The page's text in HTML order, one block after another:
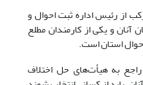
از رئیس اداره ثبت احوال و
آنان و یکی از کارمندان مطلع
استان است.
به هیأت‌های حل اختلاف